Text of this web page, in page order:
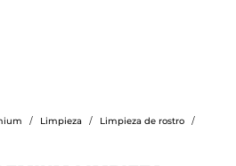
/ Limpieza / Limpieza de rostro /